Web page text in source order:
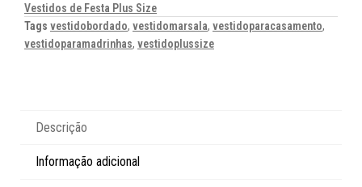
Vestidos de Festa Plus Size
Tags vestidobordado, vestidomarsala, vestidoparacasamento,
vestidoparamadrinhas, vestidoplussize
Descrição
Informação adicional